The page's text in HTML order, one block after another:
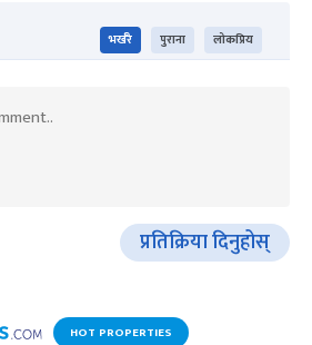
भर्खरै पुराना लोकप्रिय
प्रतिक्रिया दिनुहोस्
HOT PROPERTIES